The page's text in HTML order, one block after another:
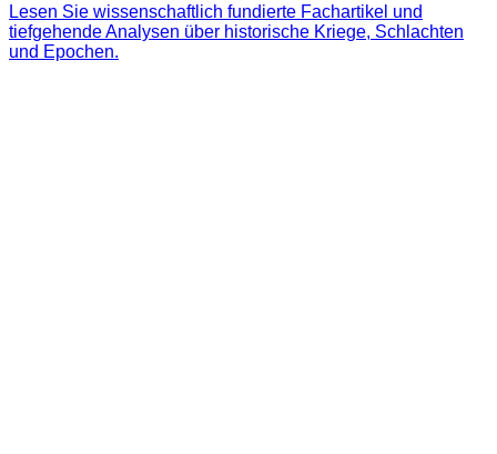
Lesen Sie wissenschaftlich fundierte Fachartikel und
tiefgehende Analysen über historische Kriege, Schlachten
und Epochen.